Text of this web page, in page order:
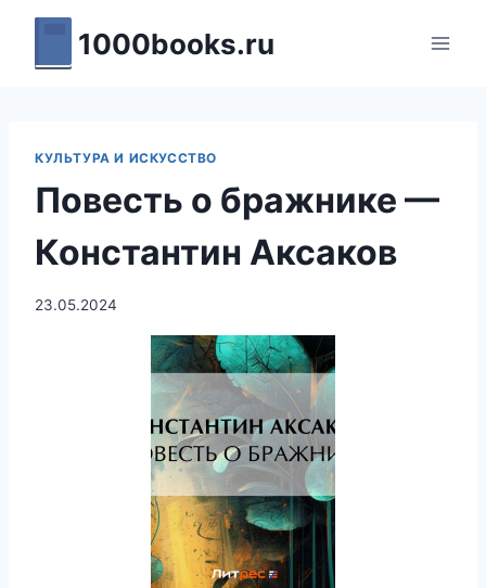
Перейти
содержимому
1000books.ru
КУЛЬТУРА И ИСКУССТВО
Повесть о бражнике —
Константин Аксаков
23.05.2024